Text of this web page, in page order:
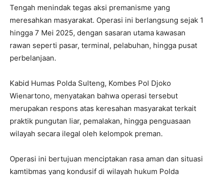
Tengah menindak tegas aksi premanisme yang
meresahkan masyarakat. Operasi ini berlangsung sejak 1
hingga 7 Mei 2025, dengan sasaran utama kawasan
rawan seperti pasar, terminal, pelabuhan, hingga pusat
perbelanjaan.
Kabid Humas Polda Sulteng, Kombes Pol Djoko
Wienartono, menyatakan bahwa operasi tersebut
merupakan respons atas keresahan masyarakat terkait
praktik pungutan liar, pemalakan, hingga penguasaan
wilayah secara ilegal oleh kelompok preman.
Operasi ini bertujuan menciptakan rasa aman dan situasi
kamtibmas yang kondusif di wilayah hukum Polda